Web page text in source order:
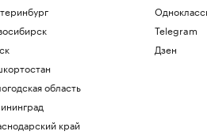
область
край
Telegram
Дзен